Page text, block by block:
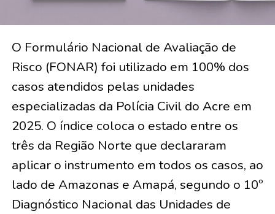
O Formulário Nacional de Avaliação de
Risco (FONAR) foi utilizado em 100% dos
casos atendidos pelas unidades
especializadas da Polícia Civil do Acre em
2025. O índice coloca o estado entre os
três da Região Norte que declararam
aplicar o instrumento em todos os casos, ao
lado de Amazonas e Amapá, segundo o 10º
Diagnóstico Nacional das Unidades de